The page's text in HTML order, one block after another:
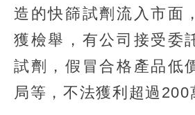
造的快篩試劑流入市面
獲檢舉，有公司接受委
試劑，假冒合格產品低
局等，不法獲利超過200